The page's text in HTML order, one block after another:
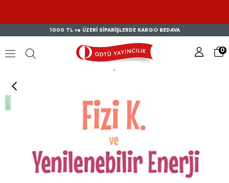
1000 TL ve ÜZERİ SİPARİŞLERDE KARGO BEDAVA
0